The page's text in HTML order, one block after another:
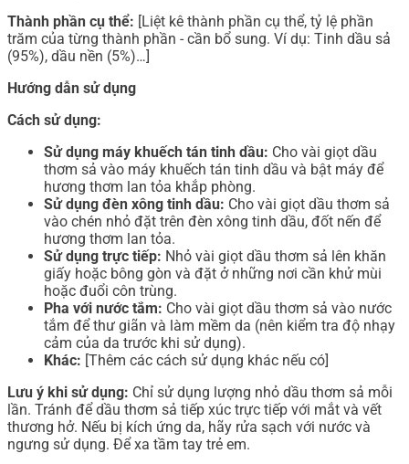
Thành phần cụ thể: [Liệt kê thành phần cụ thể, tỷ lệ phần
trăm của từng thành phần - cần bổ sung. Ví dụ: Tinh dầu sả
(95%), dầu nền (5%)…]
Hướng dẫn sử dụng
Cách sử dụng:
Sử dụng máy khuếch tán tinh dầu: Cho vài giọt dầu
thơm sả vào máy khuếch tán tinh dầu và bật máy để
hương thơm lan tỏa khắp phòng.
Sử dụng đèn xông tinh dầu: Cho vài giọt dầu thơm sả
vào chén nhỏ đặt trên đèn xông tinh dầu, đốt nến để
hương thơm lan tỏa.
Sử dụng trực tiếp: Nhỏ vài giọt dầu thơm sả lên khăn
giấy hoặc bông gòn và đặt ở những nơi cần khử mùi
hoặc đuổi côn trùng.
Pha với nước tắm: Cho vài giọt dầu thơm sả vào nước
tắm để thư giãn và làm mềm da (nên kiểm tra độ nhạy
cảm của da trước khi sử dụng).
Khác: [Thêm các cách sử dụng khác nếu có]
Lưu ý khi sử dụng: Chỉ sử dụng lượng nhỏ dầu thơm sả mỗi
lần. Tránh để dầu thơm sả tiếp xúc trực tiếp với mắt và vết
thương hở. Nếu bị kích ứng da, hãy rửa sạch với nước và
ngưng sử dụng. Để xa tầm tay trẻ em.